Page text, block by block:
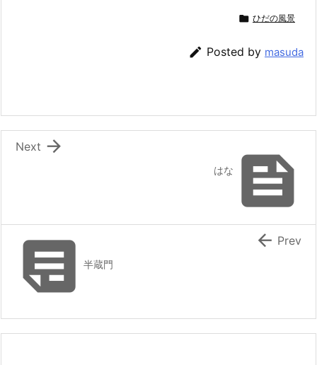
 ひだの風景
 Posted by masuda

はな

Next
半蔵門
 Prev